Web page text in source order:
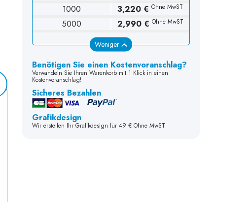
1000 3,220 € Ohne MwST
5000 2,990 € Ohne MwST
Weniger
Benötigen Sie einen Kostenvoranschlag?
Verwandeln Sie Ihren Warenkorb mit 1 Klick in einen
Kostenvoranschlag!
Sicheres Bezahlen
Grafikdesign
Wir erstellen Ihr Grafikdesign für 49 € Ohne MwST